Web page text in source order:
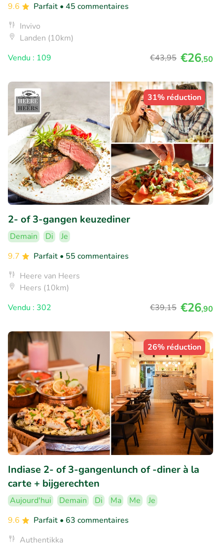
9.6 Parfait • 45 commentaires
Invivo
Landen (10km)
Vendu : 109
€43,95 €26,50
31% réduction
2- of 3-gangen keuzediner
Demain Di
Je
9.7
Parfait • 55 commentaires
Heere van Heers
Heers (10km)
Vendu : 302
€39,15 €26,90
26% réduction
Indiase 2- of 3-gangenlunch of -diner à la
carte + bijgerechten
Aujourd'hui Demain Di Ma Me
Je
9.6
Parfait • 63 commentaires
Authentikka